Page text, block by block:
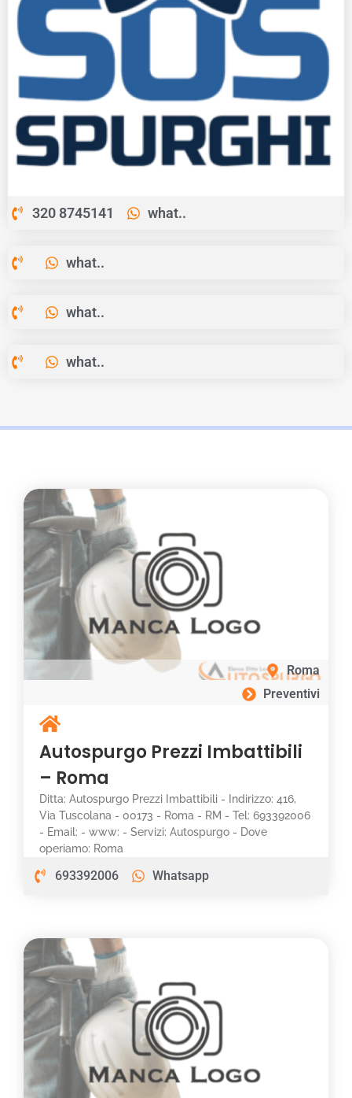
320 8745141 what..
what..
what..
what..
Roma
Preventivi
Autospurgo Prezzi Imbattibili
– Roma
Ditta: Autospurgo Prezzi Imbattibili - Indirizzo: 416,
Via Tuscolana - 00173 - Roma - RM - Tel: 693392006
- Email: - www: - Servizi: Autospurgo - Dove
operiamo: Roma
693392006 Whatsapp